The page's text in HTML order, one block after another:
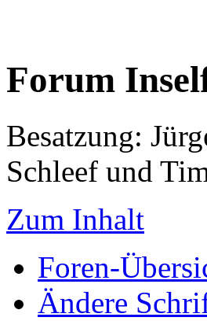
Forum
Besatzung:
Schleef und
Zum Inhalt
Foren-
Ändere